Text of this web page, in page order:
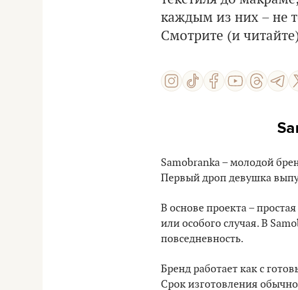
каждым из них – не
Смотрите (и
Samobranka – молодой
Первый дроп девушка
В основе проекта –
или особого случая. В
повседневность.
Бренд работает как с
Срок изготовления